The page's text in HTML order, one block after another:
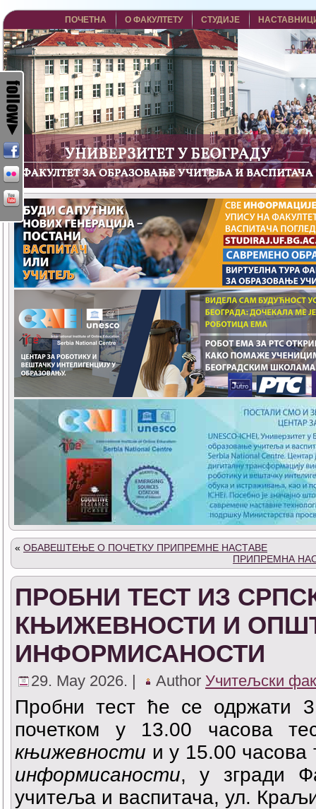
ПОЧЕТНА О ФАКУЛТЕТУ СТУДИЈЕ
« ОБАВЕШТЕЊЕ О ПОЧЕТКУ ПРИПРЕМНЕ НАСТАВЕ
ПРИПРЕМНА
ПРОБНИ ТЕСТ ИЗ
КЊИЖЕВНОСТИ И
ИНФОРМИСАНОСТИ
29. May 2026. | Author Учитељски
Пробни тест ће се одржати
почетком у 13.00 часова
књижевности и у 15.00 часова
информисаности, у згради
учитеља и васпитача, ул.